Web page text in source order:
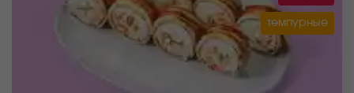
темпурные